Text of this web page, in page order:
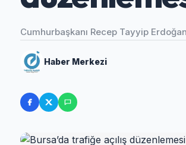
Cumhurbaşkanı Recep Tayyip
Haber Merkezi